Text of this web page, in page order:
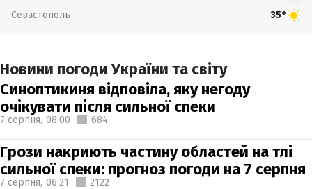
Севастополь 35°
Новини погоди України та світу
Синоптикиня відповіла, яку негоду
очікувати після сильної спеки
7 серпня, 08:00 684
Грози накриють частину областей на тлі
сильної спеки: прогноз погоди на 7 серпня
7 серпня, 06:21 2122